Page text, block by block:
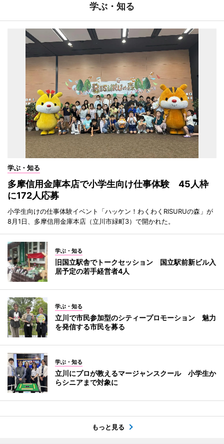
学ぶ・知る
学ぶ・知る
多摩信用金庫本店で小学生向け仕事体験 45人枠
に172人応募
小学生向けの仕事体験イベント「ハッケン！わくわくRISURUの森」が
8月1日、多摩信用金庫本店（立川市緑町3）で開かれた。
学ぶ・知る
旧国立駅舎でトークセッション 国立駅前新ビル入
居予定の若手経営者4人
学ぶ・知る
立川で市民参加型のシティープロモーション 魅力
を発信する市民を募る
学ぶ・知る
立川にプロが教えるマージャンスクール 小学生か
らシニアまで対象に
もっと見る